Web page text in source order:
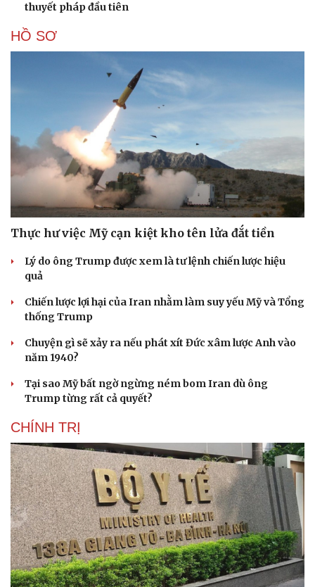
thuyết pháp đầu tiên
HỒ SƠ
Thực hư việc Mỹ cạn kiệt kho tên lửa đắt tiền
Lý do ông Trump được xem là tư lệnh chiến lược hiệu
quả
Chiến lược lợi hại của Iran nhằm làm suy yếu Mỹ và Tổng
thống Trump
Chuyện gì sẽ xảy ra nếu phát xít Đức xâm lược Anh vào
năm 1940?
Tại sao Mỹ bất ngờ ngừng ném bom Iran dù ông
Trump từng rất cả quyết?
CHÍNH TRỊ